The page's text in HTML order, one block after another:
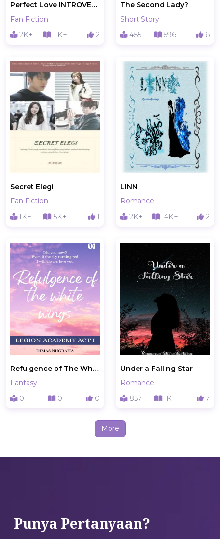
Perfect Love INTROVERT
Fan Fiction
2K+
11K+ 2
The Second Lady?
Short Story
455
596 6
Secret Elegi
Fan Fiction
1K+
5K+ 1
LINN
Romance
2K+
14K+ 2
Refulgence of The White Wings Act I
Fantasy
0
0 0
Under a Falling Star
Romance
837
1K+ 7
More
Punya Pertanyaan?